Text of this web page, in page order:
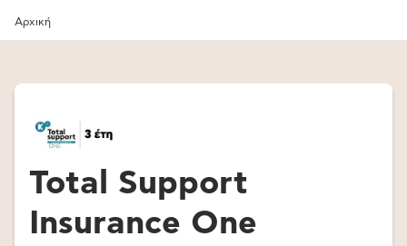
Αρχική
Total Support
Insurance One